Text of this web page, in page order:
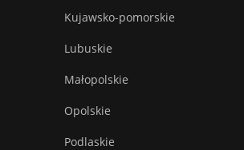
Kujawsko-pomorskie
Lubuskie
Małopolskie
Opolskie
Podlaskie